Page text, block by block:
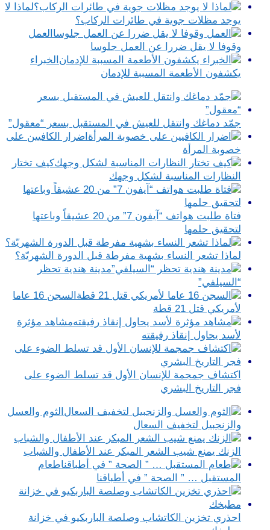
لماذا لا
يوجد مظلات جوية في طائرات الركاب؟
العمل
وقوفا لا يقل ضررا عن العمل جلوسا
الخبراء
يكشفون الأطعمة المسببة للإدمان
جمّد دماغك وانتقل للعيش في المستقبل بسعر “معقول”
اضرار الكافيين على
خصوبة المرأة
كيف تختار
النظارات المناسبة لشكل وجهك
فتاة طلبت هواتف “آيفون 7” من 20 عشيقاً وباعتها
لتحقيق حلمها
لماذا تشعر النساء بشهية مفرطة قبل الدورة الشهريّة؟
مدينة هندية تحظر
“السيلفي”
السجن 16 عاما
لأمريكي قتل 21 قطة
مشاهد مؤثرة
لأسد يحاول إنقاذ رفيقته
اكتشاف جمجمة للإنسان الأول قد تسلط الضوء على
فجر التاريخ البشري
الثوم والعسل
والزنجبيل لتخفيف السعال
الزنك يمنع شيب الشعر المبكر عند الأطفال والشباب
طعام
المستقبل … ” الصحة ” في أطباقنا
احذري تخزين الكاتشاب وصلصة الباربكيو في خزانة